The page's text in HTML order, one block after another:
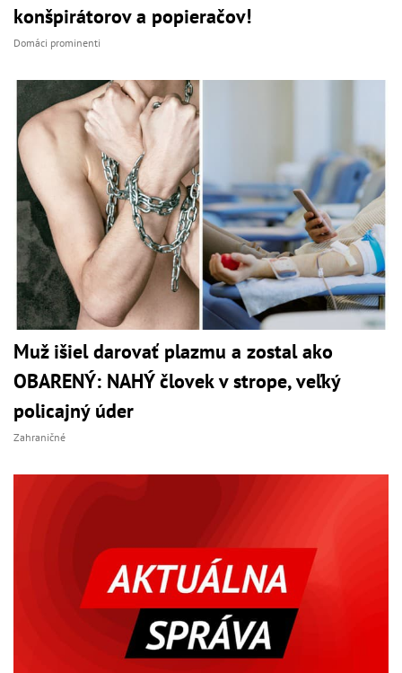
konšpirátorov a popieračov!
Domáci prominenti
Muž išiel darovať plazmu a zostal ako
OBARENÝ: NAHÝ človek v strope, veľký
policajný úder
Zahraničné